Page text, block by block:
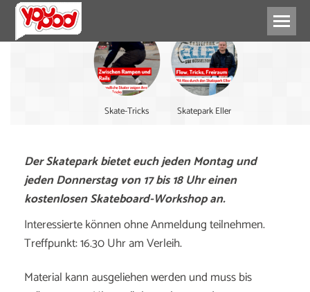
Skate-Tricks Skatepark Eller
Der Skatepark bietet euch jeden Montag und
jeden Donnerstag von 17 bis 18 Uhr einen
kostenlosen Skateboard-Workshop an.
Interessierte können ohne Anmeldung teilnehmen.
Treffpunkt: 16.30 Uhr am Verleih.
Material kann ausgeliehen werden und muss bis